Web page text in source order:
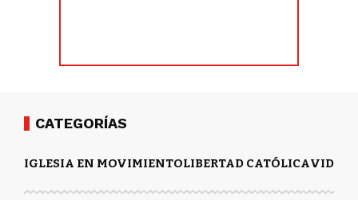
CATEGORÍAS
IGLESIA EN MOVIMIENTOLIBERTAD CATÓLICAVIDA